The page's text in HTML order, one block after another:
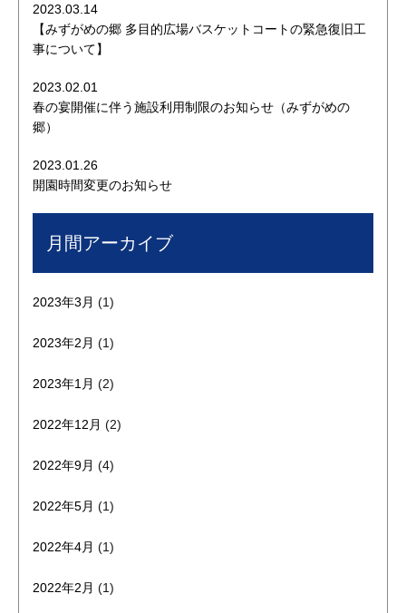
2023.03.14
【みずがめの郷 多目的広場バスケットコートの緊急復旧工
事について】
2023.02.01
春の宴開催に伴う施設利用制限のお知らせ（みずがめの
郷）
2023.01.26
開園時間変更のお知らせ
月間アーカイブ
2023年3月 (1)
2023年2月 (1)
2023年1月 (2)
2022年12月 (2)
2022年9月 (4)
2022年5月 (1)
2022年4月 (1)
2022年2月 (1)